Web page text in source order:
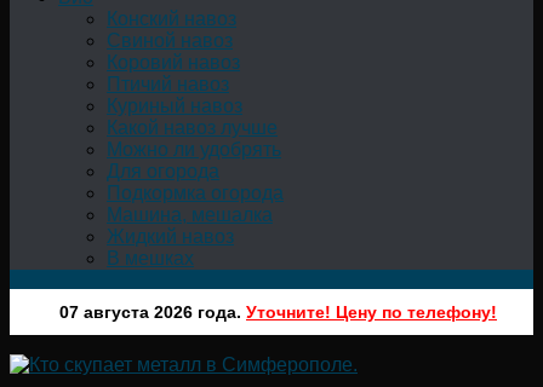
Конский навоз
Свиной навоз
Коровий навоз
Птичий навоз
Куриный навоз
Какой навоз лучше
Можно ли удобрять
Для огорода
Подкормка огорода
Машина, мешалка
Жидкий навоз
В мешках
07 августа 2026 года. Уточните! Цену по телефону!